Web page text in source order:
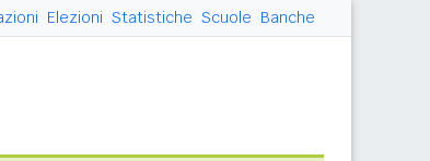
Elezioni Statistiche Scuole Banche